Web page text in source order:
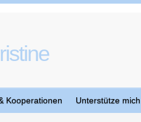
Kooperationen Unterstütze mich